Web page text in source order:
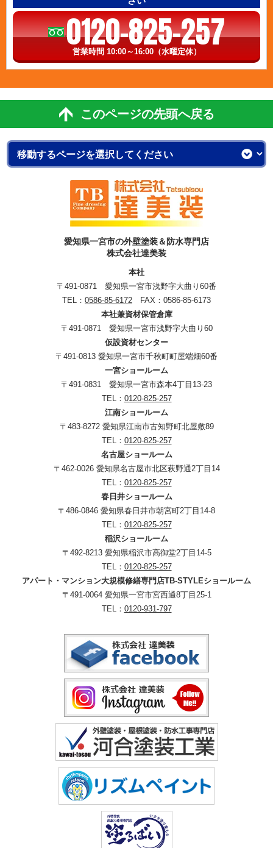
0120-825-257
営業時間 10:00～16:00（水曜定休）
このページの先頭へ戻る
愛知県一宮市の外壁塗装＆防水専門店
株式会社達美装
本社
〒491-0871 愛知県一宮市浅野字大曲り60番
TEL： 0586-85-6172 FAX：0586-85-6173
本社兼資材保管倉庫
〒491-0871 愛知県一宮市浅野字大曲り60
仮設資材センター
〒491-0813 愛知県一宮市千秋町町屋端畑60番
一宮ショールーム
〒491-0831 愛知県一宮市森本4丁目13-23
TEL： 0120-825-257
江南ショールーム
〒483-8272 愛知県江南市古知野町北屋敷89
TEL： 0120-825-257
名古屋ショールーム
〒462-0026 愛知県名古屋市北区萩野通2丁目14
TEL： 0120-825-257
春日井ショールーム
〒486-0846 愛知県春日井市朝宮町2丁目14-8
TEL： 0120-825-257
稲沢ショールーム
〒492-8213 愛知県稲沢市高御堂2丁目14-5
TEL： 0120-825-257
アパート・マンション大規模修繕専門店TB-STYLEショールーム
〒491-0064 愛知県一宮市宮西通8丁目25-1
TEL： 0120-931-797